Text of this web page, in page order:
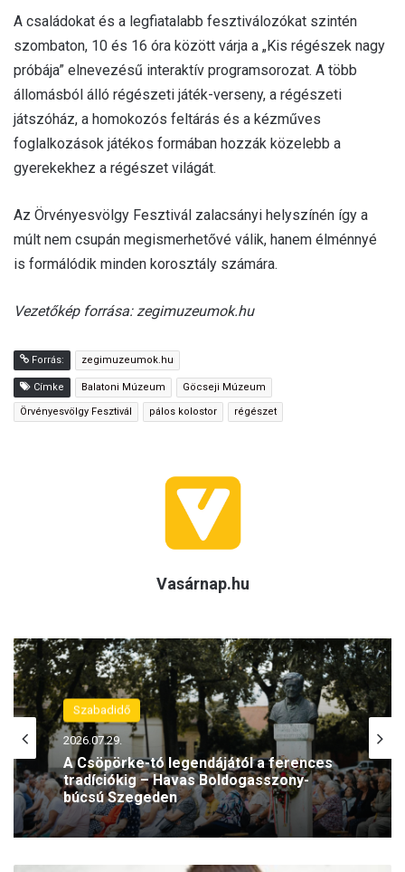
A családokat és a legfiatalabb fesztiválozókat szintén
szombaton, 10 és 16 óra között várja a „Kis régészek nagy
próbája” elnevezésű interaktív programsorozat. A több
állomásból álló régészeti játék-verseny, a régészeti
játszóház, a homokozós feltárás és a kézműves
foglalkozások játékos formában hozzák közelebb a
gyerekekhez a régészet világát.
Az Örvényesvölgy Fesztivál zalacsányi helyszínén így a
múlt nem csupán megismerhetővé válik, hanem élménnyé
is formálódik minden korosztály számára.
Vezetőkép forrása: zegimuzeumok.hu
Forrás: zegimuzeumok.hu
Címke Balatoni Múzeum Göcseji Múzeum
Örvényesvölgy Fesztivál pálos kolostor régészet
Vasárnap.hu
Szabadidő
2026.07.29.
A Csöpörke-tó legendájától a ferences
tradíciókig – Havas Boldogasszony-
búcsú Szegeden